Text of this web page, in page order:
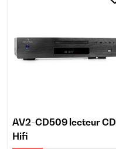
AV2-CD509 lecteur CD
Hifi